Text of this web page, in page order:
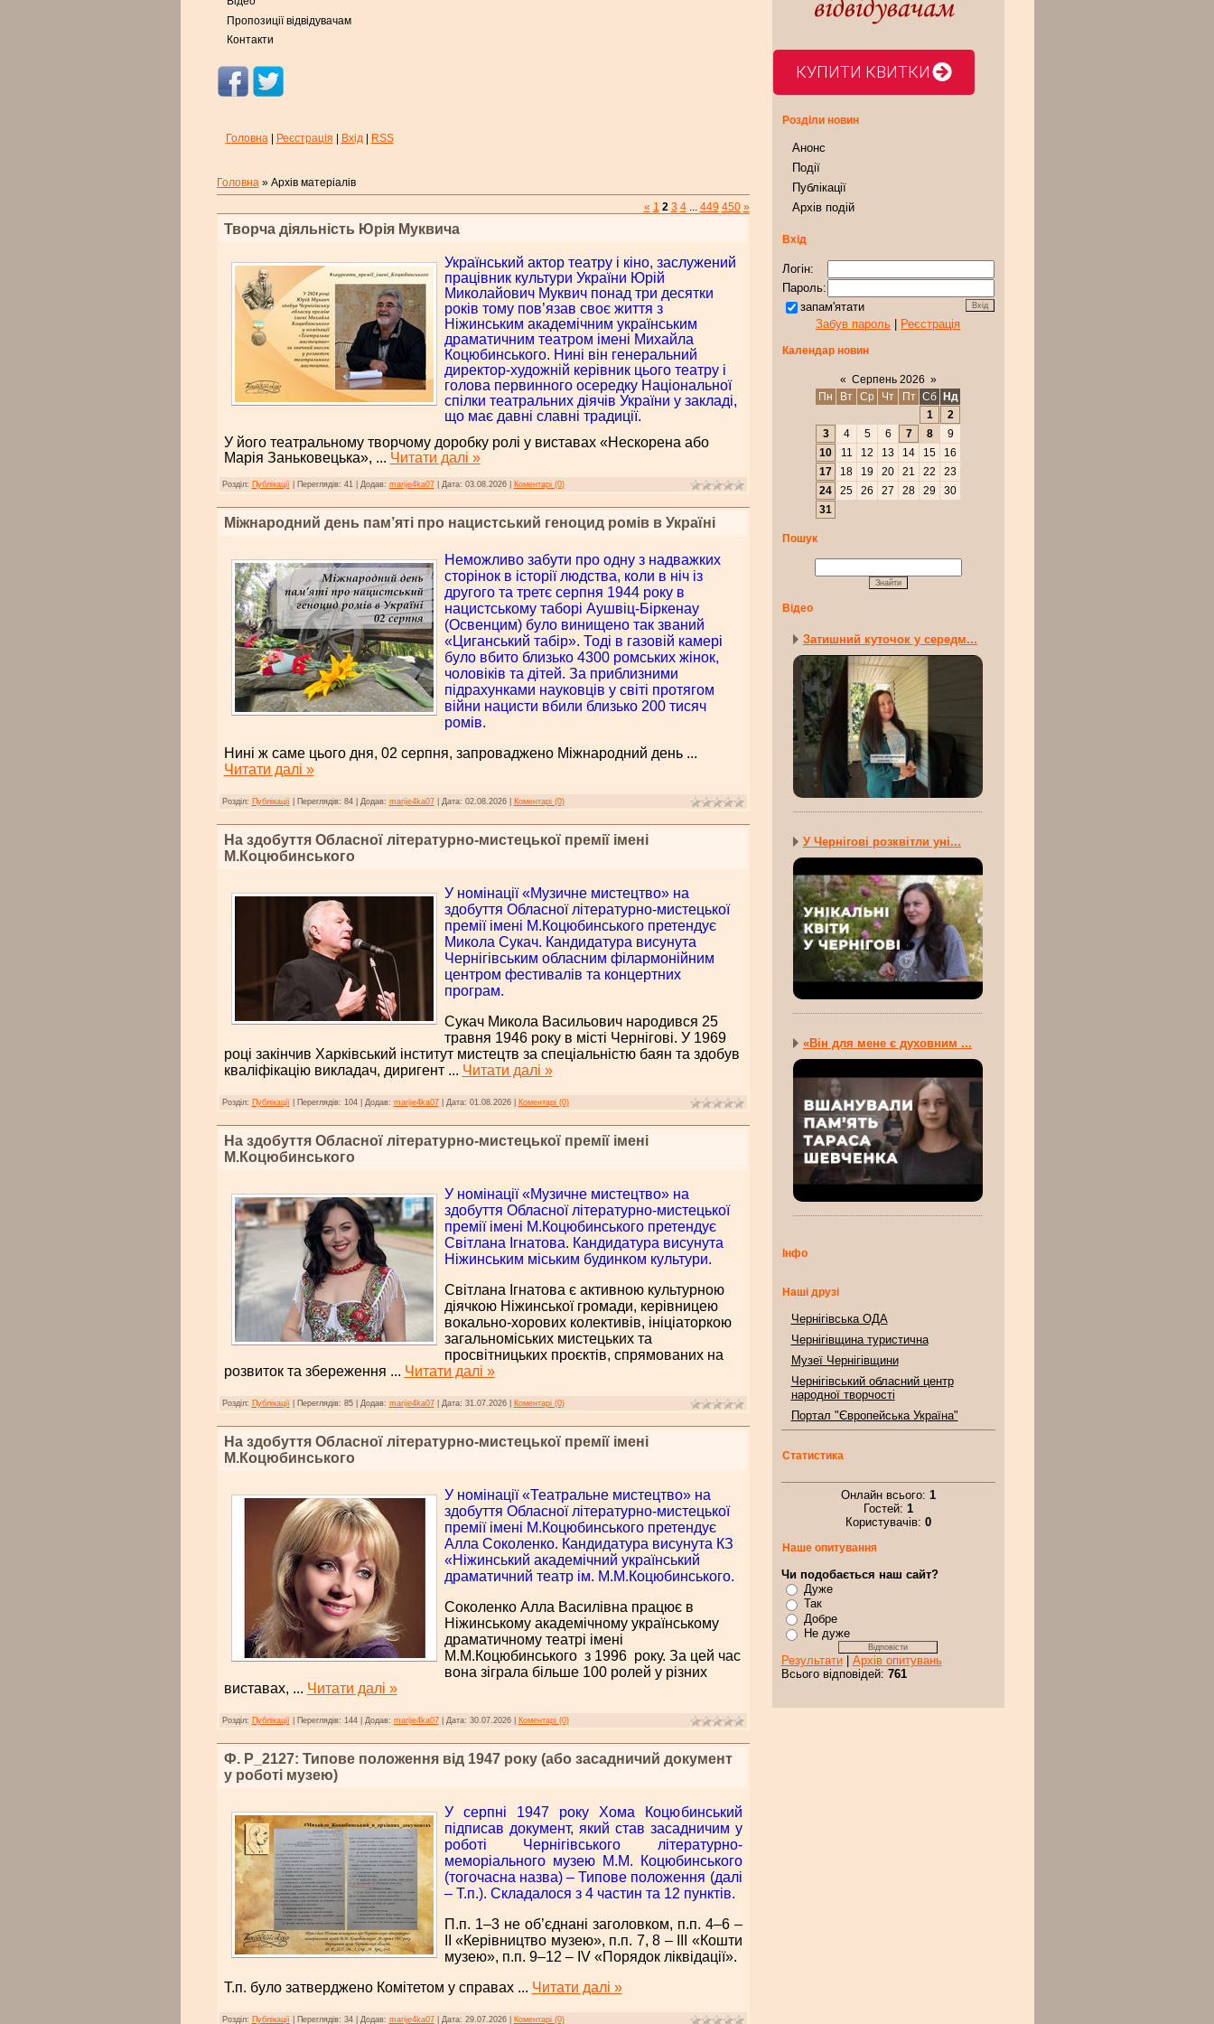
Пропозиції відвідувачам
Контакти
Головна| Реєстрація Вхід| RSS
Головна» Архів матеріалів
« 1 2 3 4 ... 449 450 »
Творча діяльність Юрія Муквича
Український актор театру і кіно, заслужений
працівник культури України Юрій
Миколайович Муквич понад три десятки
років тому пов’язав своє життя з
Ніжинським академічним українським
драматичним театром імені Михайла
Коцюбинського. Нині він генеральний
директор-художній керівник цього театру і
голова первинного осередку Національної
спілки театральних діячів України у закладі,
що має давні славні традиції.
У його театральному творчому доробку ролі у виставах «Нескорена або
Марія Заньковецька», ... Читати далі »
Розділ: Публікації| Переглядів: 41| Додав: marije4ka07| Дата: 03.08.2026 Коментарі (0)
Міжнародний день пам’яті про нацистський геноцид ромів в Україні
Неможливо забути про одну з надважких
сторінок в історії людства, коли в ніч із
другого та третє серпня 1944 року в
нацистському таборі Аушвіц-Біркенау
(Освенцим) було винищено так званий
«Циганський табір». Тоді в газовій камері
було вбито близько 4300 ромських жінок,
чоловіків та дітей. За приблизними
підрахунками науковців у світі протягом
війни нацисти вбили близько 200 тисяч
ромів.
Нині ж саме цього дня, 02 серпня, запроваджено Міжнародний день ...
Читати далі »
Розділ: Публікації| Переглядів: 84| Додав: marije4ka07| Дата: 02.08.2026 Коментарі (0)
На здобуття Обласної літературно-мистецької премії імені
М.Коцюбинського
У номінації «Музичне мистецтво» на
здобуття Обласної літературно-мистецької
премії імені М.Коцюбинського претендує
Микола Сукач. Кандидатура висунута
Чернігівським обласним філармонійним
центром фестивалів та концертних
програм.
Сукач Микола Васильович народився 25
травня 1946 року в місті Чернігові. У 1969
році закінчив Харківський інститут мистецтв за спеціальністю баян та здобув
кваліфікацію викладач, диригент ... Читати далі »
Розділ: Публікації| Переглядів: 104| Додав: marije4ka07| Дата: 01.08.2026 Коментарі (0)
На здобуття Обласної літературно-мистецької премії імені
М.Коцюбинського
У номінації «Музичне мистецтво» на
здобуття Обласної літературно-мистецької
премії імені М.Коцюбинського претендує
Світлана Ігнатова. Кандидатура висунута
Ніжинським міським будинком культури.
Світлана Ігнатова є активною культурною
діячкою Ніжинської громади, керівницею
вокально-хорових колективів, ініціаторкою
загальноміських мистецьких та
просвітницьких проєктів, спрямованих на
розвиток та збереження ... Читати далі »
Розділ: Публікації| Переглядів: 85| Додав: marije4ka07| Дата: 31.07.2026 Коментарі (0)
На здобуття Обласної літературно-мистецької премії імені
М.Коцюбинського
У номінації «Театральне мистецтво» на
здобуття Обласної літературно-мистецької
премії імені М.Коцюбинського претендує
Алла Соколенко. Кандидатура висунута КЗ
«Ніжинський академічний український
драматичний театр ім. М.М.Коцюбинського.
Соколенко Алла Василівна працює в
Ніжинському академічному українському
драматичному театрі імені
М.М.Коцюбинського з 1996 року. За цей час
вона зіграла більше 100 ролей у різних
виставах, ... Читати далі »
Розділ: Публікації| Переглядів: 144| Додав: marije4ka07| Дата: 30.07.2026 Коментарі (0)
Ф. Р_2127: Типове положення від 1947 року (або засадничий документ
у роботі музею)
У серпні 1947 року Хома Коцюбинський
підписав документ, який став засадничим у
роботі Чернігівського літературно-
меморіального музею М.М. Коцюбинського
(тогочасна назва) – Типове положення (далі
– Т.п.). Складалося з 4 частин та 12 пунктів.
П.п. 1–3 не об’єднані заголовком, п.п. 4–6 –
«Керівництво музею», п.п. 7, 8 –
«Кошти
музею», п.п. 9–12 – IV«Порядок ліквідації».
Т.п. було затверджено Комітетом у справах ... Читати далі »
Розділ: Публікації| Переглядів: 34| Додав: marije4ka07| Дата: 29.07.2026 Коментарі (0)
КУПИТИ КВИТКИ
Розділи новин
Анонс
Події
Публікації
Архів подій
Вхід
Логін:
Пароль:
запам'ятати
Забув пароль
Реєстрація
Календар новин
« Серпень 2026 »
Пн
Вт Ср Чт Пт Сб
Нд
1
2
3
4 5 6 7 8
9
10
11 12 13 14 15
16
17
18 19 20 21 22
23
24
25 26 27 28 29
30
31
Пошук
Відео
Затишний куточок у середм...
У Чернігові розквітли уні...
«Він для мене є духовним ...
Інфо
Наші друзі
Чернігівська ОДА
Чернігівщина туристична
Музеї Чернігівщини
Чернігівський обласний центр
народної творчості
Портал "Європейська Україна"
Статистика
Онлайн всього: 1
Гостей: 1
Користувачів: 0
Наше опитування
Чи подобається наш сайт?
Дуже
Так
Добре
Не дуже
Результати| Архів опитувань
Всього відповідей: 761